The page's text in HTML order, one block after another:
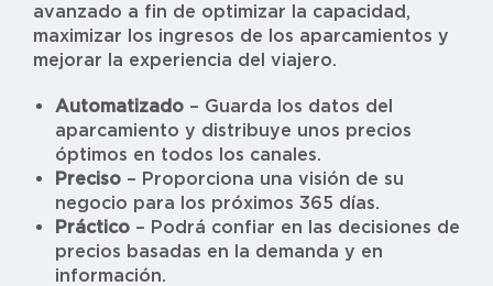
avanzado a fin de optimizar la capacidad,
maximizar los ingresos de los aparcamientos y
mejorar la experiencia del viajero.
Automatizado – Guarda los datos del
aparcamiento y distribuye unos precios
óptimos en todos los canales.
Preciso – Proporciona una visión de su
negocio para los próximos 365 días.
Práctico – Podrá confiar en las decisiones de
precios basadas en la demanda y en
información.